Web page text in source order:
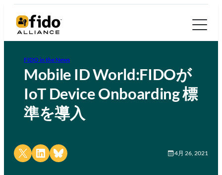
FIDO in the News
Mobile ID World:FIDOが
IoT Device Onboarding 標
準を導入
Share on X Share on LinkedIn
Share on Bluesky 4月 26, 2021